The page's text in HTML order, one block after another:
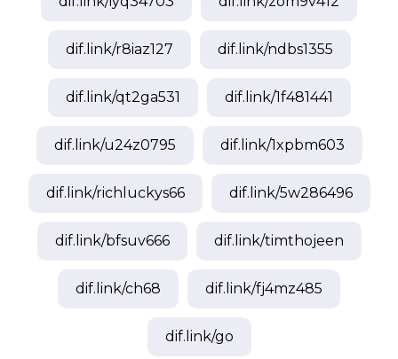
dif.link/r8iaz127 dif.link/ndbs1355
dif.link/qt2ga531 dif.link/1f481441
dif.link/u24z0795 dif.link/1xpbm603
dif.link/richluckys66 dif.link/5w286496
dif.link/bfsuv666 dif.link/timthojeen
dif.link/ch68 dif.link/fj4mz485
dif.link/go